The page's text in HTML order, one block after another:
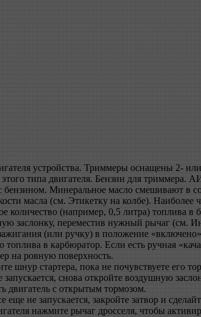
устройства. Триммеры оснащены 2-
типа двигателя. Бензин для триммера.
Минеральное масло смешивают в
масла (см. Этикетку на колбе).
количество (например, 0,5 литра) топлива в
заслонку, переместив нужный рычаг (см.
(или ручку) в положение
топлива в карбюратор. Если есть ручная
на ровную поверхность.
шнур стартера, пока не почувствуете его
запускается, снова откройте воздушную
двигатель с открытым тормозом.
еще не запускается, закройте затвор и
нажмите рычаг дросселя, чтобы